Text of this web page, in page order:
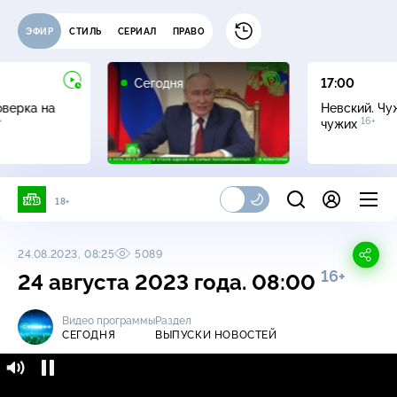
ЭФИР СТИЛЬ СЕРИАЛ ПРАВО
на
Сегодня
17:00
Невский.
чужих 16+
18+
24.08.2023, 08:25 5089
24 августа 2023 года. 08:00 16+
Видео программы
СЕГОДНЯ
Раздел
ВЫПУСКИ НОВОСТЕЙ